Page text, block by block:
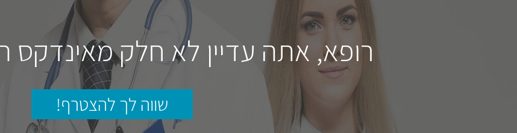
רופא, אתה עדיין לא חלק מאינדקס
שווה לך להצטרף!